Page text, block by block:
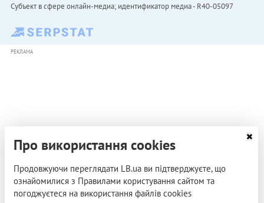
Субъект в сфере онлайн-медиа; идентификатор медиа - R40-05097
РЕКЛАМА
Про використання cookies
Продовжуючи переглядати LB.ua ви підтверджуєте, що
ознайомилися з Правилами користування сайтом та
погоджуєтеся на використання файлів cookies